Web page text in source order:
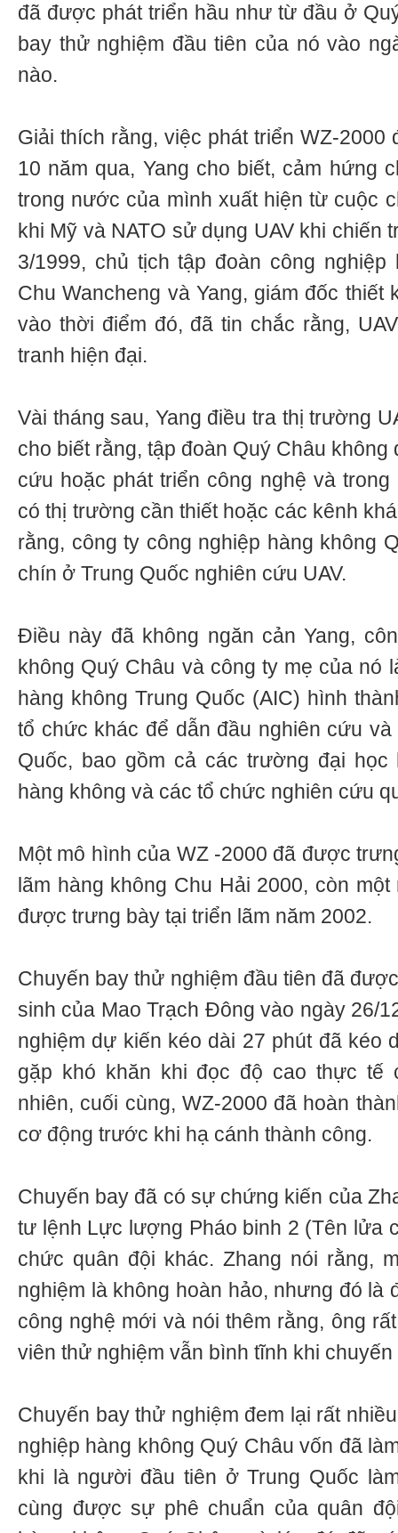
đã được phát triển hầu như từ đầu ở
bay thử nghiệm đầu tiên của nó vào
nào.
Giải thích rằng, việc phát triển WZ-2000
10 năm qua, Yang cho biết, cảm hứng
trong nước của mình xuất hiện từ cuộc
khi Mỹ và NATO sử dụng UAV khi chiến
3/1999, chủ tịch tập đoàn công nghiệp
Chu Wancheng và Yang, giám đốc thiết
vào thời điểm đó, đã tin chắc rằng,
tranh hiện đại.
Vài tháng sau, Yang điều tra thị trường
cho biết rằng, tập đoàn Quý Châu
cứu hoặc phát triển công nghệ và
có thị trường cần thiết hoặc các kênh
rằng, công ty công nghiệp hàng không
chín ở Trung Quốc nghiên cứu UAV.
Điều này đã không ngăn cản Yang,
không Quý Châu và công ty mẹ của nó
hàng không Trung Quốc (AIC) hình
tổ chức khác để dẫn đầu nghiên cứu và
Quốc, bao gồm cả các trường đại học
hàng không và các tổ chức nghiên cứu
Một mô hình của WZ -2000 đã được
lãm hàng không Chu Hải 2000, còn
được trưng bày tại triển lãm năm 2002.
Chuyến bay thử nghiệm đầu tiên đã
sinh của Mao Trạch Đông vào ngày 26/
nghiệm dự kiến kéo dài 27 phút đã kéo
gặp khó khăn khi đọc độ cao thực tế
nhiên, cuối cùng, WZ-2000 đã hoàn
cơ động trước khi hạ cánh thành công.
Chuyến bay đã có sự chứng kiến của
tư lệnh Lực lượng Pháo binh 2 (Tên lửa
chức quân đội khác. Zhang nói rằng,
nghiệm là không hoàn hảo, nhưng đó là
công nghệ mới và nói thêm rằng, ông
viên thử nghiệm vẫn bình tĩnh khi
Chuyến bay thử nghiệm đem lại rất
nghiệp hàng không Quý Châu vốn đã
khi là người đầu tiên ở Trung Quốc
cùng được sự phê chuẩn của quân